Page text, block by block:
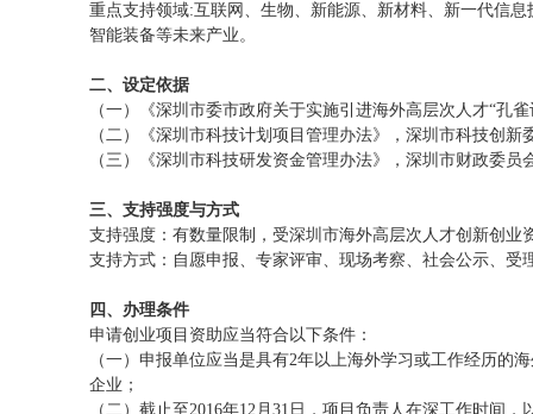
重点支持领域:互联网、生物、新能源、新材料、新一代信
智能装备等未来产业。
二、设定依据
（一）《深圳市委市政府关于实施引进海外高层次人才“孔
（二）《深圳市科技计划项目管理办法》，深圳市科技创
（三）《深圳市科技研发资金管理办法》，深圳市财政委
三、支持强度与方式
支持强度：有数量限制，受深圳市海外高层次人才创新创业
支持方式：自愿申报、专家评审、现场考察、社会公示、受
四、办理条件
申请创业项目资助应当符合以下条件：
（一）申报单位应当是具有2年以上海外学习或工作经历的
企业；
（二）截止至2016年12月31日，项目负责人在深工作时间